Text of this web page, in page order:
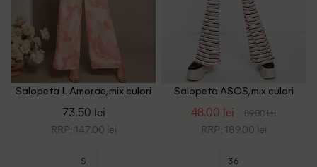
Salopeta L Amorae, mix culori
73.50 lei
RRP: 147.00 lei
S
Salopeta ASOS, mix culori
48.00 lei 89.00 lei
RRP: 189.00 lei
36